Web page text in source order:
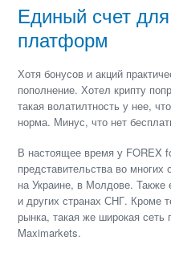
Единый счет
платформ
Хотя бонусов и акций
пополнение. Хотел крипту
такая волатилтность у нее,
норма. Минус, что нет
В настоящее время у FOREX
представительства во многих
на Украине, в Молдове. Также
и других странах СНГ. Кроме
рынка, такая же широкая сеть
Maximarkets.